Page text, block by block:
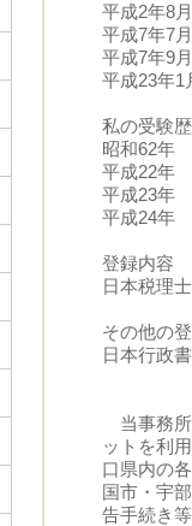
平成2年8
平成7年7
平成7年9
平成23年
私の受験歴
昭和62年
平成22年
平成23年
平成24年
登録内容
日本税理
その他の
日本行政
当事務所
ットを利
口県内の
国市・宇
告手続き